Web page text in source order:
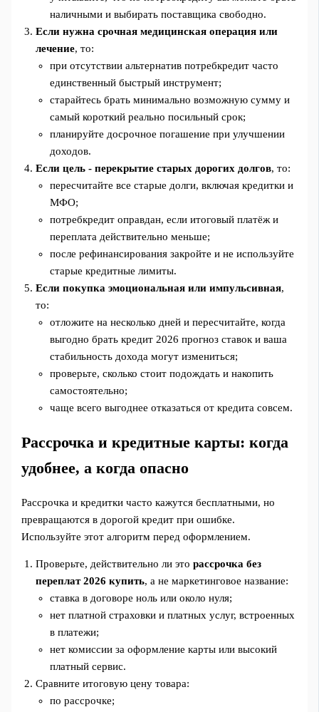
наличными и выбирать поставщика свободно.
Если нужна срочная медицинская операция или
лечение, то:
при отсутствии альтернатив потребкредит часто
единственный быстрый инструмент;
старайтесь брать минимально возможную сумму и
самый короткий реально посильный срок;
планируйте досрочное погашение при улучшении
доходов.
Если цель - перекрытие старых дорогих долгов, то:
пересчитайте все старые долги, включая кредитки и
МФО;
потребкредит оправдан, если итоговый платёж и
переплата действительно меньше;
после рефинансирования закройте и не используйте
старые кредитные лимиты.
Если покупка эмоциональная или импульсивная,
то:
отложите на несколько дней и пересчитайте, когда
выгодно брать кредит 2026 прогноз ставок и ваша
стабильность дохода могут измениться;
проверьте, сколько стоит подождать и накопить
самостоятельно;
чаще всего выгоднее отказаться от кредита совсем.
Рассрочка и кредитные карты: когда
удобнее, а когда опасно
Рассрочка и кредитки часто кажутся бесплатными, но
превращаются в дорогой кредит при ошибке.
Используйте этот алгоритм перед оформлением.
Проверьте, действительно ли эторассрочка без
переплат 2026 купить, а не маркетинговое название:
ставка в договоре ноль или около нуля;
нет платной страховки и платных услуг, встроенных
в платежи;
нет комиссии за оформление карты или высокий
платный сервис.
Сравните итоговую цену товара:
по рассрочке;